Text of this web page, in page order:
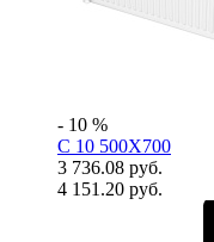
- 10 %
C 10 500X700
3 736.08 руб.
4 151.20 руб.